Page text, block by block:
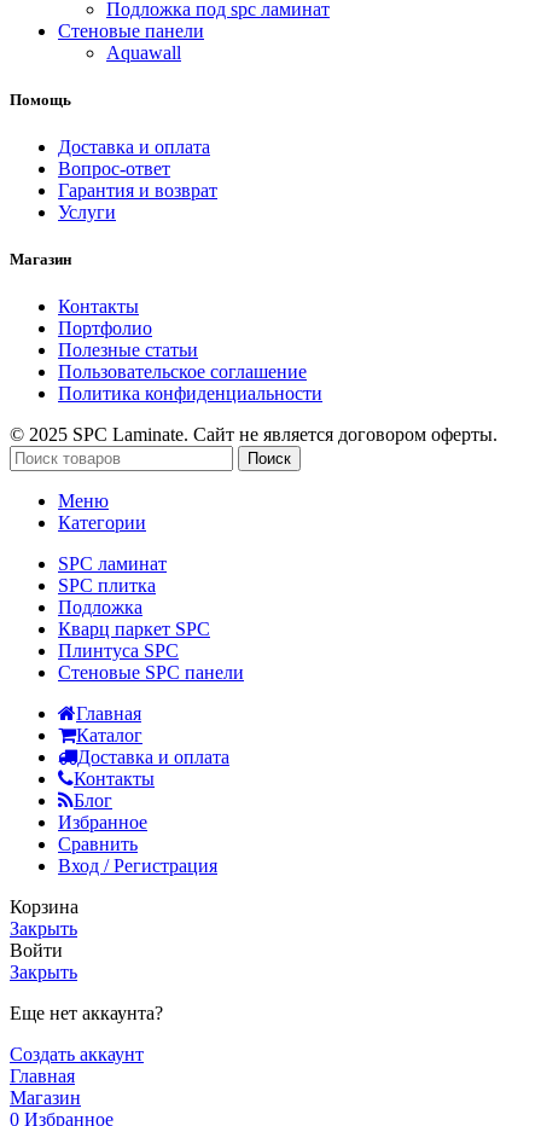
Подложка под spc ламинат
Стеновые панели
Aquawall
Помощь
Доставка и оплата
Вопрос-ответ
Гарантия и возврат
Услуги
Магазин
Контакты
Портфолио
Полезные статьи
Пользовательское соглашение
Политика конфиденциальности
© 2025 SPC Laminate. Сайт не является договором оферты.
Поиск
Меню
Категории
SPC ламинат
SPC плитка
Подложка
Кварц паркет SPC
Плинтуса SPC
Стеновые SPC панели
Главная
Каталог
Доставка и оплата
Контакты
Блог
Избранное
Сравнить
Вход / Регистрация
Корзина
Закрыть
Войти
Закрыть
Еще нет аккаунта?
Создать аккаунт
Главная
Магазин
0 Избранное